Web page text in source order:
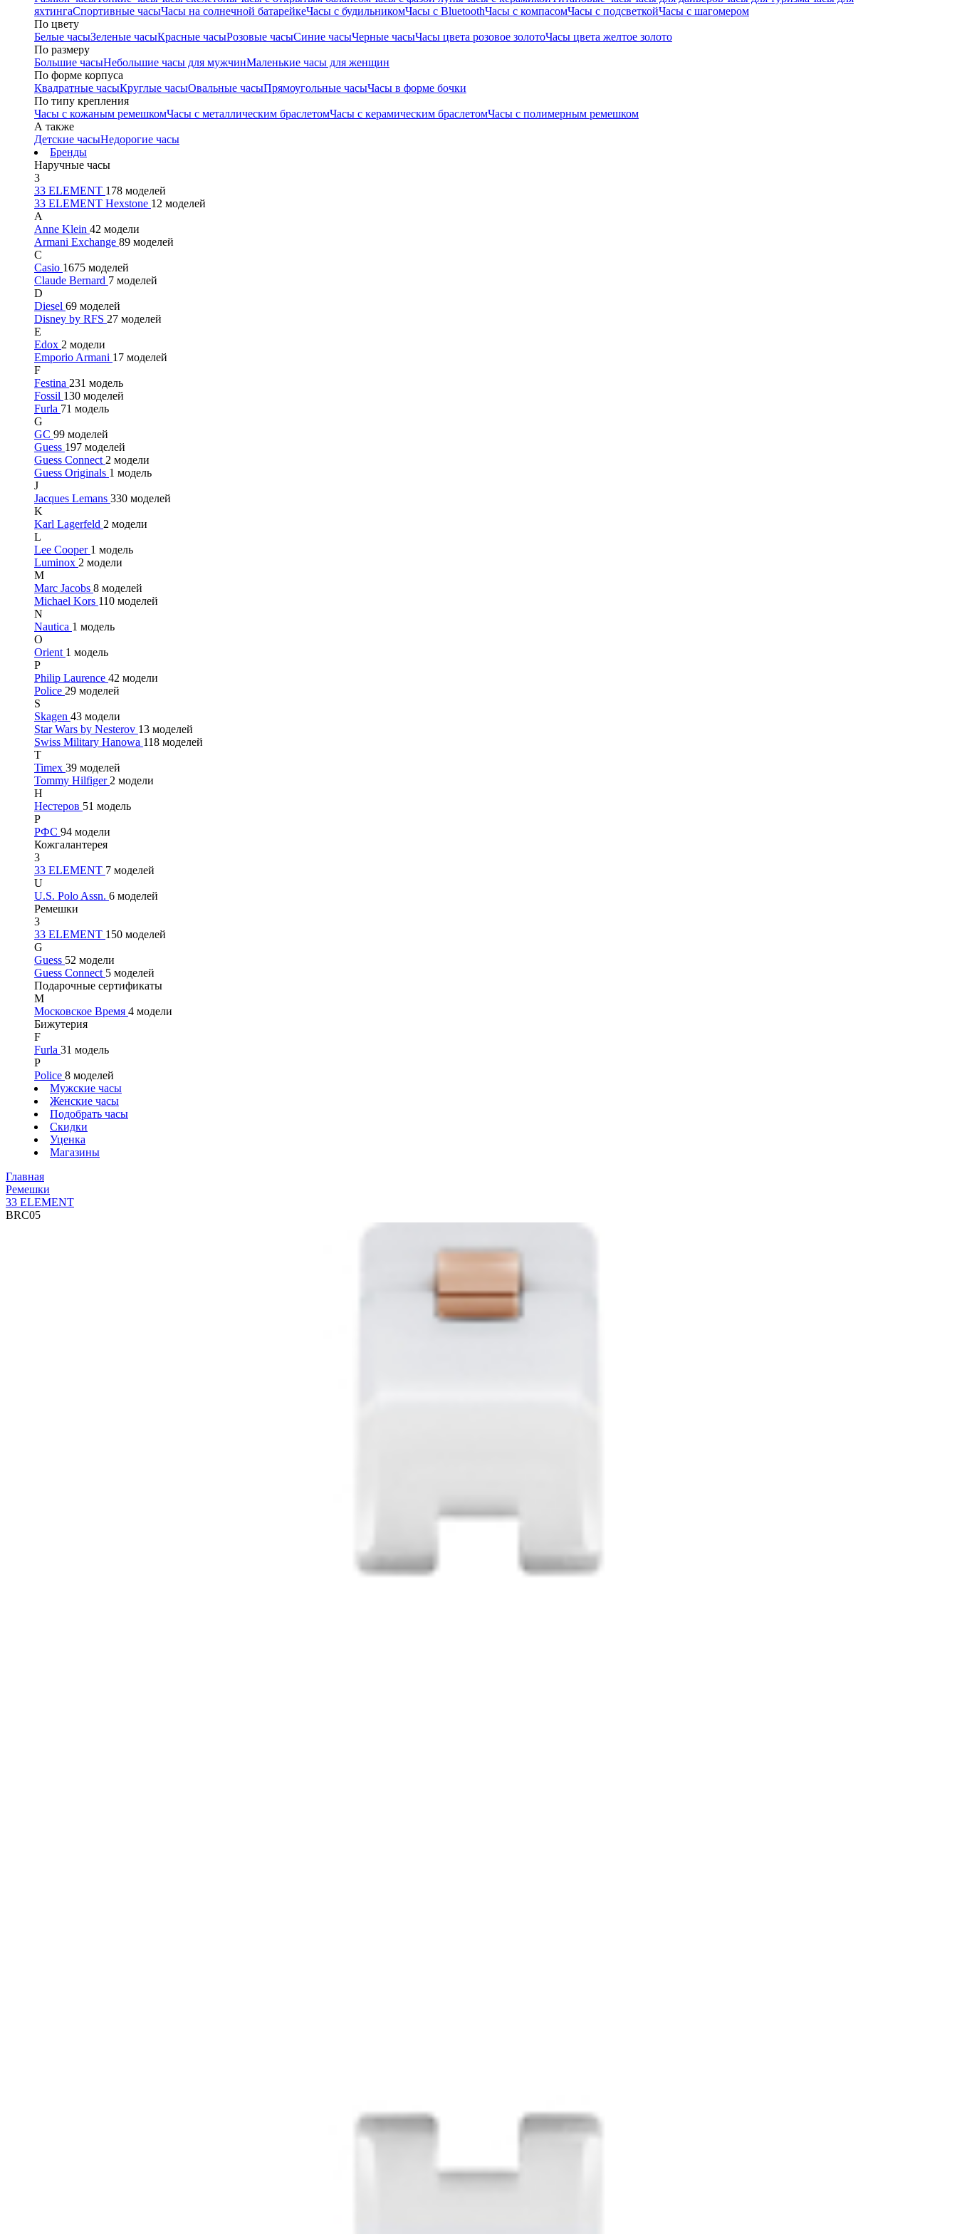
яхтингаСпортивные часыЧасы на солнечной батарейкеЧасы с будильникомЧасы с BluetoothЧасы с компасомЧасы с подсветкойЧасы с шагомером
По цвету
Белые часыЗеленые часыКрасные часыРозовые часыСиние часыЧерные часыЧасы цвета розовое золотоЧасы цвета желтое золото
По размеру
Большие часыНебольшие часы для мужчинМаленькие часы для женщин
По форме корпуса
Квадратные часыКруглые часыОвальные часыПрямоугольные часыЧасы в форме бочки
По типу крепления
Часы с кожаным ремешкомЧасы с металлическим браслетомЧасы с керамическим браслетомЧасы с полимерным ремешком
А также
Детские часыНедорогие часы
Бренды
Наручные часы
3
33 ELEMENT 178 моделей
33 ELEMENT Hexstone 12 моделей
A
Anne Klein 42 модели
Armani Exchange 89 моделей
C
Casio 1675 моделей
Claude Bernard 7 моделей
D
Diesel 69 моделей
Disney by RFS 27 моделей
E
Edox 2 модели
Emporio Armani 17 моделей
F
Festina 231 модель
Fossil 130 моделей
Furla 71 модель
G
GC 99 моделей
Guess 197 моделей
Guess Connect 2 модели
Guess Originals 1 модель
J
Jacques Lemans 330 моделей
K
Karl Lagerfeld 2 модели
L
Lee Cooper 1 модель
Luminox 2 модели
M
Marc Jacobs 8 моделей
Michael Kors 110 моделей
N
Nautica 1 модель
O
Orient 1 модель
P
Philip Laurence 42 модели
Police 29 моделей
S
Skagen 43 модели
Star Wars by Nesterov 13 моделей
Swiss Military Hanowa 118 моделей
T
Timex 39 моделей
Tommy Hilfiger 2 модели
Н
Нестеров 51 модель
Р
РФС 94 модели
Кожгалантерея
3
33 ELEMENT 7 моделей
U
U.S. Polo Assn. 6 моделей
Ремешки
3
33 ELEMENT 150 моделей
G
Guess 52 модели
Guess Connect 5 моделей
Подарочные сертификаты
М
Московское Время 4 модели
Бижутерия
F
Furla 31 модель
P
Police 8 моделей
Мужские часы
Женские часы
Подобрать часы
Скидки
Уценка
Магазины
Главная
Ремешки
33 ELEMENT
BRC05